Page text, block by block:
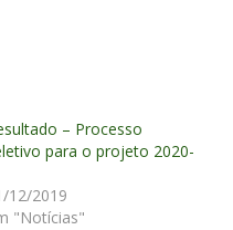
– Processo
para o projeto 2020-
12/2019
"Notícias"